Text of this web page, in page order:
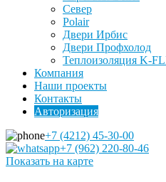
Север
Polair
Двери Ирбис
Двери Профхолод
Теплоизоляция K-
Компания
Наши проекты
Контакты
Авторизация
+7 (4212) 45-30-00
+7 (962) 220-80-46
Показать на карте